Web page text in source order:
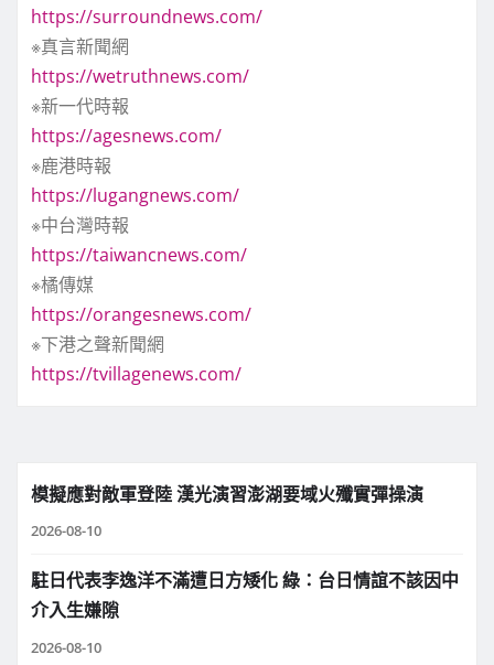
https://surroundnews.com/
※真言新聞網
https://wetruthnews.com/
※新一代時報
https://agesnews.com/
※鹿港時報
https://lugangnews.com/
※中台灣時報
https://taiwancnews.com/
※橘傳媒
https://orangesnews.com/
※下港之聲新聞網
https://tvillagenews.com/
模擬應對敵軍登陸 漢光演習澎湖要域火殲實彈操演
2026-08-10
駐日代表李逸洋不滿遭日方矮化 綠：台日情誼不該因中
介入生嫌隙
2026-08-10